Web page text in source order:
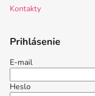
Kontakty
Prihlásenie
E-mail
Heslo